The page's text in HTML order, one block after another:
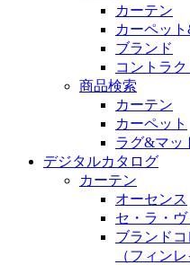
カーテン
カーペッ
ブランド
コントラ
商品検索
カーテン
カーペット
ラグ&マッ
デジタルカタログ
カーテン
オーセンス
セ・ラ・ヴ
ブランド
（フィン